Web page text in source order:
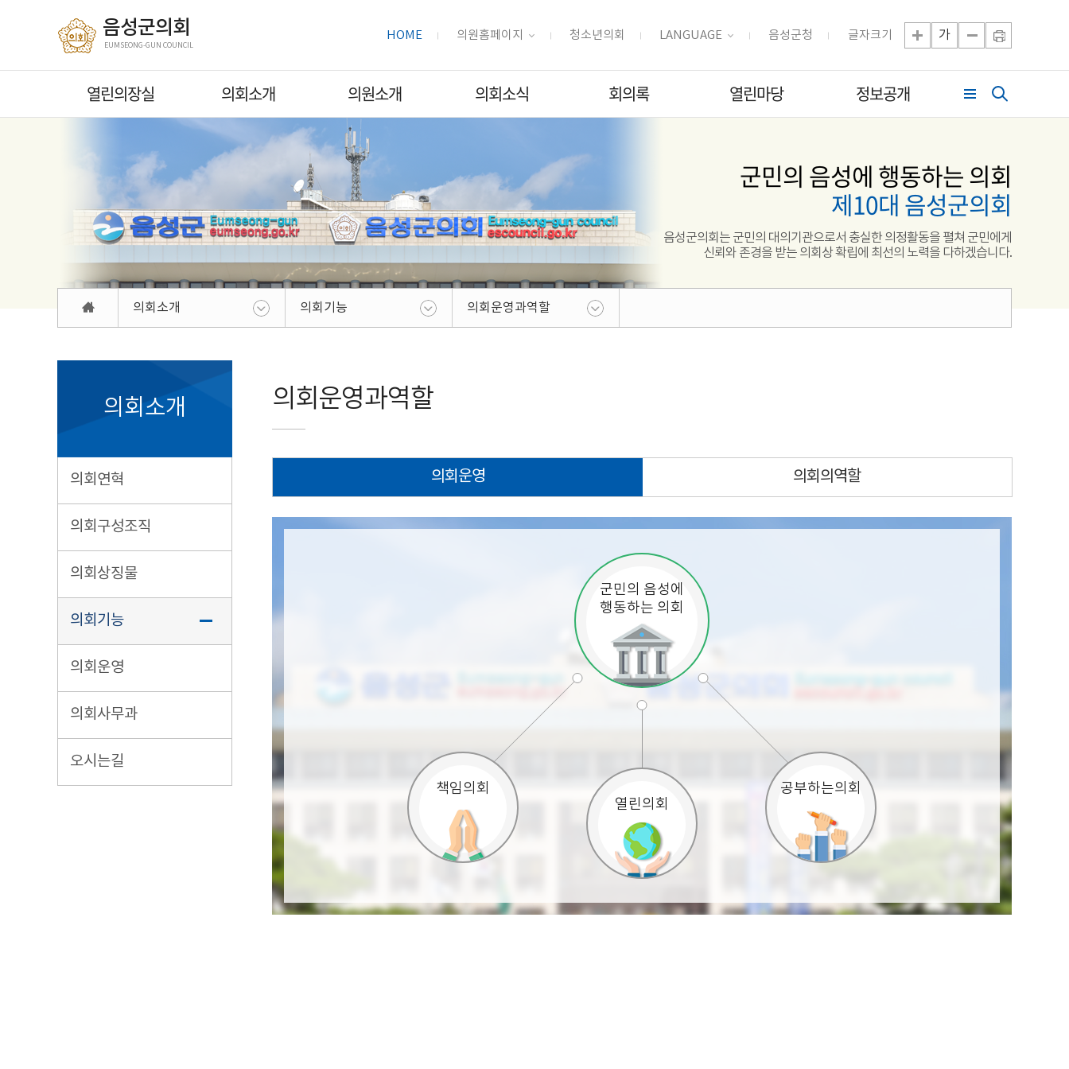
음성군의회
EUMSEONG-GUN COUNCIL
HOME 의원홈페이지 청소년의회 LANGUAGE 음성군청 글자크기 가
열린의장실 의회소개 의원소개 의회소식 회의록 열린마당 정보공개
군민의 음성에 행동하는 의회
제10대 음성군의회
음성군의회는 군민의 대의기관으로서 충실한 의정활동을 펼쳐 군민에게
신뢰와 존경을 받는 의회상 확립에 최선의 노력을 다하겠습니다.
의회소개 의회기능 의회운영과역할
의회소개
의회연혁
의회구성조직
의회상징물
의회기능
의회운영
의회사무과
오시는길
의회운영과역할
의회운영
군민의 음성에
행동하는 의회
책임의회
열린의회
공부하는의회
의회의역할